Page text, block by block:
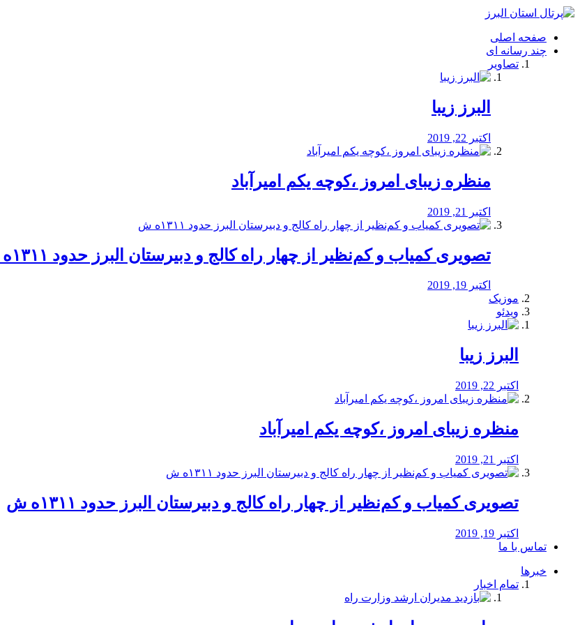
فصد
شرق
تهران
خشکشویی
صفحه اصلی
چند رسانه ای
تصاویر
البرز زیبا
اکتبر 22, 2019
منظره‌‌ زیبای امروز ،کوچه یکم امیرآباد
اکتبر 21, 2019
️تصویری کمیاب و کم‌نظیر از چهار راه كالج و دبيرستان البرز حدود ۱۳۱۱ه ش
اکتبر 19, 2019
موزیک
ویدئو
البرز زیبا
اکتبر 22, 2019
منظره‌‌ زیبای امروز ،کوچه یکم امیرآباد
اکتبر 21, 2019
️تصویری کمیاب و کم‌نظیر از چهار راه كالج و دبيرستان البرز حدود ۱۳۱۱ه ش
اکتبر 19, 2019
تماس با ما
خبرها
تمام اخبار